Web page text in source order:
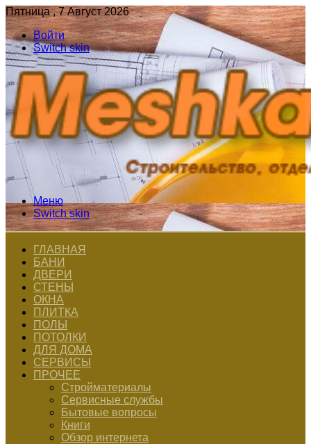
Пятница , 7 Август 2026
Войти
Switch skin
Меню
Switch skin
ГЛАВНАЯ
БАНИ
ДВЕРИ
СТЕНЫ
ОКНА
ПЛИТКА
ПОЛЫ
ПОТОЛКИ
ДЛЯ ДОМА
СЕРВИСЫ
ПРОЧЕЕ
Стройматериалы
Сервисные службы
Бытовые вопросы
Книги
Обзор интернета